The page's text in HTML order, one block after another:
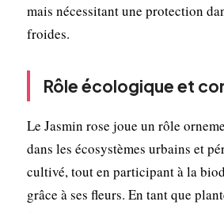
mais nécessitant une protection
froides.
Rôle écologique et
Le Jasmin rose joue un rôle
dans les écosystèmes urbains et
cultivé, tout en participant à la
grâce à ses fleurs. En tant que